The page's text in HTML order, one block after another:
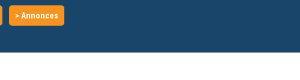
> Annonces